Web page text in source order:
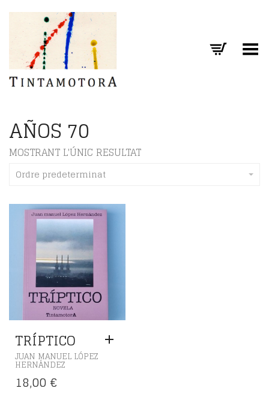
Toggle Menu
AÑOS 70
MOSTRANT L'ÚNIC RESULTAT
Ordre predeterminat
TRÍPTICO
JUAN MANUEL LÓPEZ
HERNÁNDEZ
18,00 €